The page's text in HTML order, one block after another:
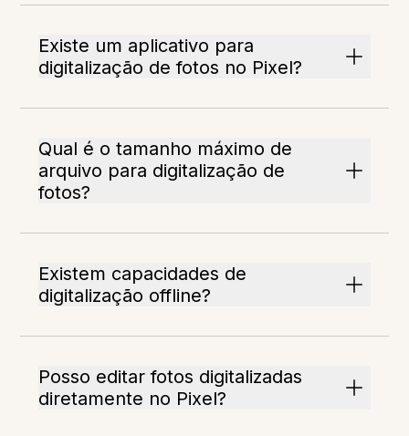
Existe um aplicativo para
digitalização de fotos no Pixel?
Qual é o tamanho máximo de
arquivo para digitalização de
fotos?
Existem capacidades de
digitalização offline?
Posso editar fotos digitalizadas
diretamente no Pixel?